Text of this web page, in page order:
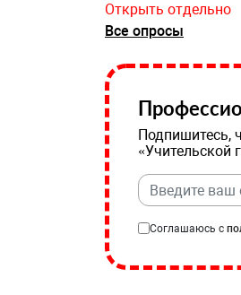
Открыть отдельно
Все опросы
Подпишитесь,
«Учительской
Соглашаюсь с